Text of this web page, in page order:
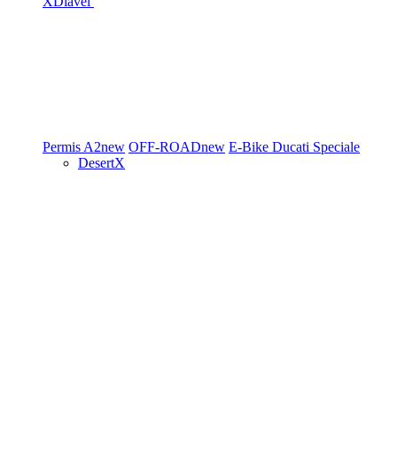
Permis A2new OFF-ROADnew E-Bike Ducati Speciale
DesertX